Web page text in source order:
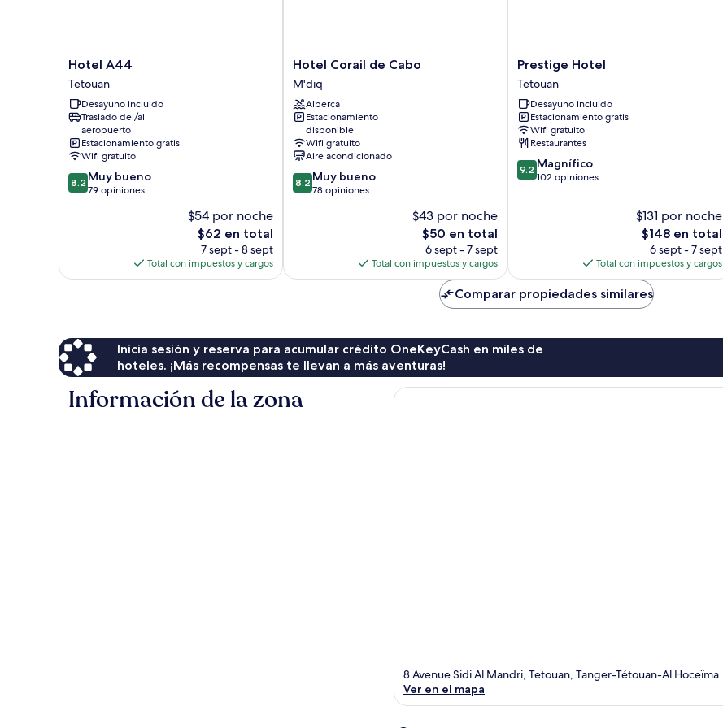
Hotel
A44
Tetouan
Hotel A44
Tetouan
Desayuno incluido
Traslado del/al
aeropuerto
Estacionamiento gratis
Wifi gratuito
8.2
de
8.2 Muy bueno
79 opiniones
$54 por noche
El
precio
actual
es
$62 en total
7 sept - 8 sept
Total con impuestos y cargos
Hotel
Corail
de
Cabo
M'diq
Hotel Corail de Cabo
M'diq
Alberca
Estacionamiento
disponible
Wifi gratuito
Aire acondicionado
8.2
de
8.2 Muy bueno
78 opiniones
$43 por noche
El
precio
actual
es
$50
$50 en total
6 sept - 7 sept
Total con impuestos y cargos
Prestige
Hotel
Tetouan
Prestige Hotel
Tetouan
Desayuno incluido
Estacionamiento gratis
Wifi gratuito
Restaurantes
9.2
de
9.2 Magnífico
102 opiniones
$131 por noche
El
precio
actual
es
de
$148
$148 en total
6 sept - 7 sept
Total con impuestos y cargos
Comparar propiedades similares
Inicia sesión y reserva para acumular crédito OneKeyCash en miles de
hoteles. ¡Más recompensas te llevan a más aventuras!
Información de la zona
8 Avenue Sidi Al Mandri, Tetouan, Tanger-Tétouan-Al Hoceïma
Ver en el mapa